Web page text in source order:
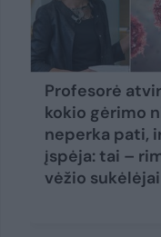
Profesorė
kokio gėrimo
neperka pati,
įspėja: tai –
vėžio sukėlėjai